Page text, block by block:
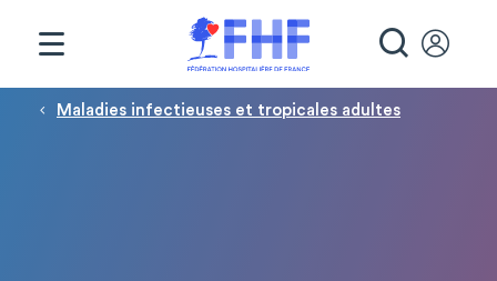
Fil d'Ariane
Maladies infectieuses et tropicales adultes
Panneau de gestion des cookies